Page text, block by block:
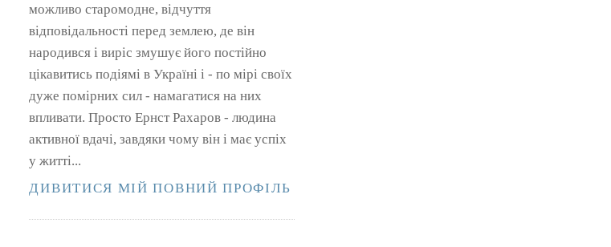
можливо старомодне, відчуття
відповідальності перед землею, де він
народився і виріс змушує його постійно
цікавитись подіямі в Україні і - по мірі своїх
дуже помірних сил - намагатися на них
впливати. Просто Ернст Рахаров - людина
активної вдачі, завдяки чому він і має успіх
у житті...
ДИВИТИСЯ МІЙ ПОВНИЙ ПРОФІЛЬ